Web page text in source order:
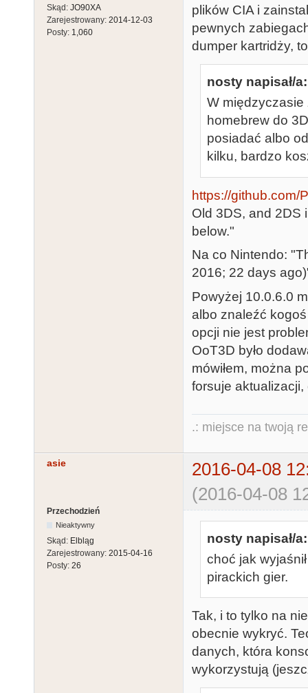
Skąd: JO90XA
Zarejestrowany: 2014-12-03
Posty: 1,060
plików CIA i
pewnych
dumper kartridży,
nosty napisał/a:
W międzyczasie
homebrew do
posiadać albo
kilku, bardzo
https://github.com/
Old 3DS, and 2DS
below."
Na co Nintendo:
2016; 22 days
Powyżej 10.0.6.0
albo znaleźć
opcji nie jest
OoT3D było
mówiłem, można
forsuje
.: miejsce na twoją
asie
2016-04-08
(2016-04-08
Przechodzień
Nieaktywny
Skąd: Elbląg
Zarejestrowany: 2015-04-16
Posty: 26
nosty napisał/a:
choć jak
pirackich gier.
Tak, i to tylko na
obecnie wykryć.
danych, która
wykorzystują